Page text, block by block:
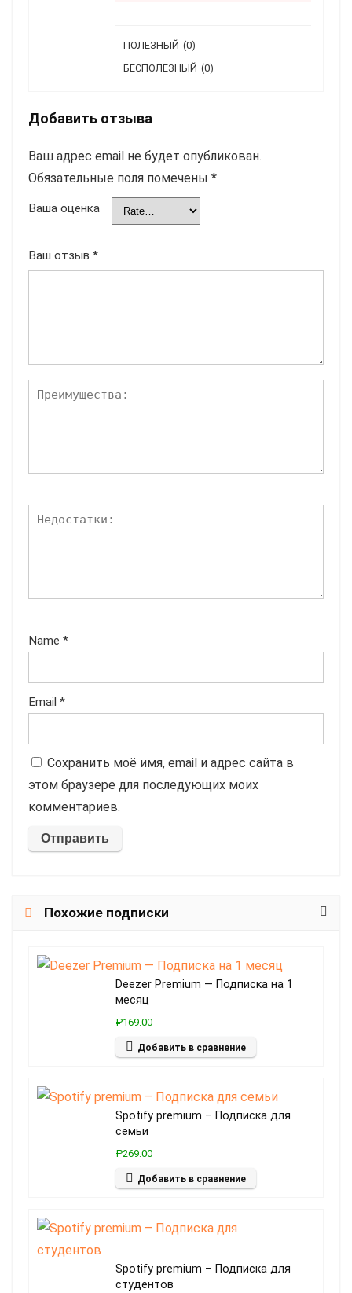
ПОЛЕЗНЫЙ (0)
БЕСПОЛЕЗНЫЙ (0)
Добавить отзыва
Ваш адрес email не будет опубликован.
Обязательные поля помечены *
Ваша оценка
Ваш отзыв *
Name *
Email *
Сохранить моё имя, email и адрес сайта в
этом браузере для последующих моих
комментариев.
Похожие подписки
Deezer Premium — Подписка на 1
месяц
₽169.00
Добавить в сравнение
Spotify premium – Подписка для
семьи
₽269.00
Добавить в сравнение
Spotify premium – Подписка для
студентов